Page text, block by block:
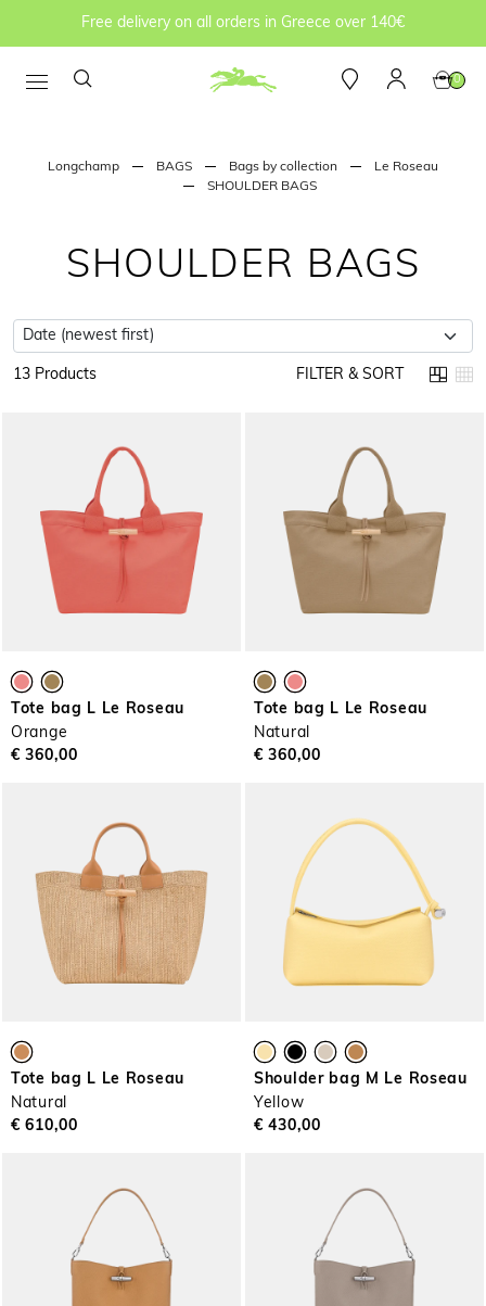
Free delivery on all orders in Greece over 140€
0
Longchamp BAGS Bags by collection
Le Roseau
SHOULDER BAGS
SHOULDER BAGS
13 Products FILTER & SORT
Tote bag L Le Roseau
Orange
€ 360,00
Tote bag L Le Roseau
Natural
€ 360,00
Tote bag L Le Roseau
Natural
€ 610,00
Shoulder bag M Le Roseau
Yellow
€ 430,00